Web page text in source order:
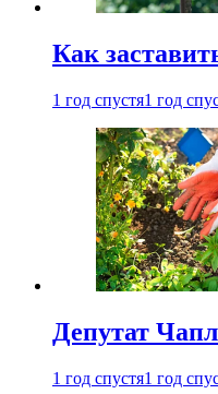
Как
1 год спустя1 год
Депутат
1 год спустя1 год